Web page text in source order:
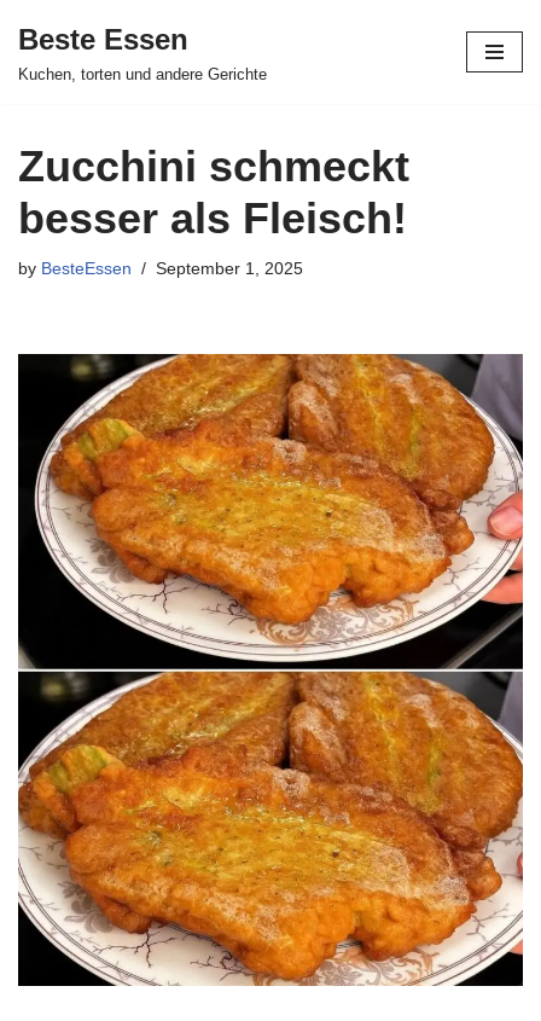
Skip
Beste Essen
Kuchen, torten und andere Gerichte
Zucchini schmeckt
besser als Fleisch!
by BesteEssen September 1, 2025